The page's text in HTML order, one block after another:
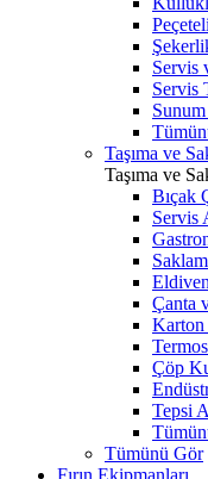
Servis
Servis
Taşıma ve
Taşıma ve
Bıçak
Servis
Çanta
Karton
Çöp
Tepsi
Tümünü Gör
Fırın Ekipmanları